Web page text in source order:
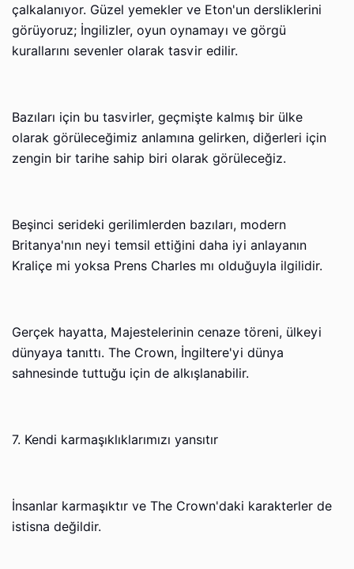
çalkalanıyor. Güzel yemekler ve Eton'un dersliklerini
görüyoruz; İngilizler, oyun oynamayı ve görgü
kurallarını sevenler olarak tasvir edilir.
Bazıları için bu tasvirler, geçmişte kalmış bir ülke
olarak görüleceğimiz anlamına gelirken, diğerleri için
zengin bir tarihe sahip biri olarak görüleceğiz.
Beşinci serideki gerilimlerden bazıları, modern
Britanya'nın neyi temsil ettiğini daha iyi anlayanın
Kraliçe mi yoksa Prens Charles mı olduğuyla ilgilidir.
Gerçek hayatta, Majestelerinin cenaze töreni, ülkeyi
dünyaya tanıttı. The Crown, İngiltere'yi dünya
sahnesinde tuttuğu için de alkışlanabilir.
7. Kendi karmaşıklıklarımızı yansıtır
İnsanlar karmaşıktır ve The Crown'daki karakterler de
istisna değildir.